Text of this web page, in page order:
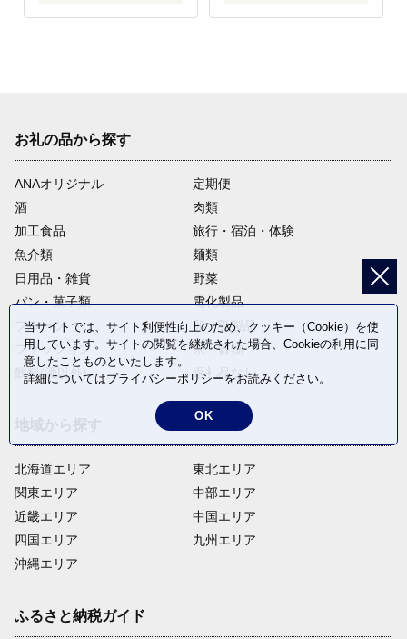
お礼の品から探す
ANAオリジナル
定期便
酒
肉類
加工食品
旅行・宿泊・体験
魚介類
麺類
日用品・雑貨
野菜
パン・菓子類
電化製品
フルーツ
卵・乳製品
ファッション
米・穀物
飲料(酒以外)
返礼品なし
北海道エリア
関東エリア
近畿エリア
四国エリア
沖縄エリア
東北エリア
中部エリア
中国エリア
九州エリア
ふるさと納税ガイド
当サイトでは、サイト利便性向上のため、クッキー（Cookie）を使
用しています。サイトの閲覧を継続された場合、Cookieの利用に同
意したことものといたします。
詳細についてはプライバシーポリシーをお読みください。
OK